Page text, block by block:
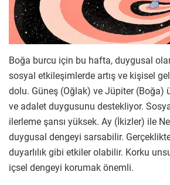
Boğa burcu için bu hafta, duygusal
sosyal etkileşimlerde artış ve kişisel
dolu. Güneş (Oğlak) ve Jüpiter (Boğa)
ve adalet duygusunu destekliyor.
ilerleme şansı yüksek. Ay (İkizler) ile
duygusal dengeyi sarsabilir.
duyarlılık gibi etkiler olabilir. Korku
içsel dengeyi korumak önemli.